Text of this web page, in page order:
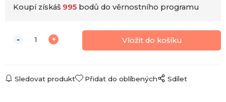
Koupí získáš 995 bodů do věrnostního programu
Sledovat produkt Přidat do oblíbených Sdílet